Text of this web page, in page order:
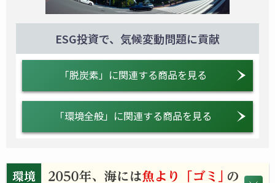
ESG投資で、気候変動問題に貢献
「脱炭素」に関連する商品を見る
「環境全般」に関連する商品を見る